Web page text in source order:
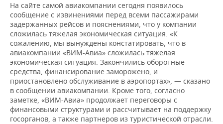
На сайте самой авиакомпании сегодня появилось
сообщение с извинениями перед всеми пассажирами
задержанных рейсов и пояснениями, что у компании
сложилась тяжелая экономическая ситуация. «К
сожалению, мы вынуждены констатировать, что в
авиакомпании «ВИМ-Авиа» сложилась тяжелая
экономическая ситуация. Закончились оборотные
средства, финансирование заморожено, и
приостановлено обслуживание в аэропортах», — сказано
в сообщении авиакомпании. Кроме того, согласно
заметке, «ВИМ-Авиа» продолжает переговоры с
финансовыми структурами и рассчитывает на поддержку
госорганов, а также партнеров из туристической отрасли.